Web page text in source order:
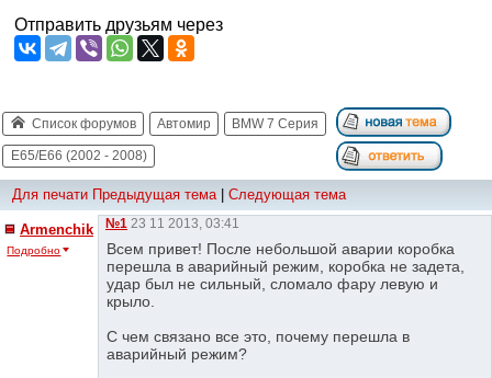
Отправить друзьям через
Список форумов Автомир BMW 7 Серия
E65/E66 (2002 - 2008)
Для печати Предыдущая тема| Следующая тема
Armenchik
Подробно
№1 23 11 2013, 03:41
Всем привет! После небольшой аварии коробка
перешла в аварийный режим, коробка не задета,
удар был не сильный, сломало фару левую и
крыло.
С чем связано все это, почему перешла в
аварийный режим?